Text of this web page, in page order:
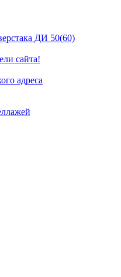
ДИ 50(60)
сайта!
адреса